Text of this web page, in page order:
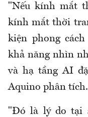
"Nếu kính mắt
kính mắt thời
kiện phong
khả năng nhìn
và hạ tầng AI
Aquino phân tích.
"Đó là lý do tại